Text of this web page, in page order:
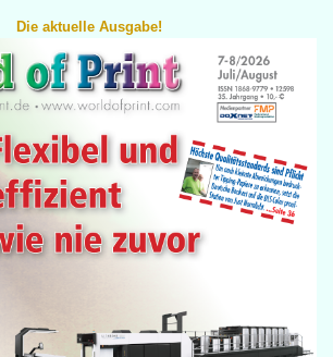
Die aktuelle Ausgabe!